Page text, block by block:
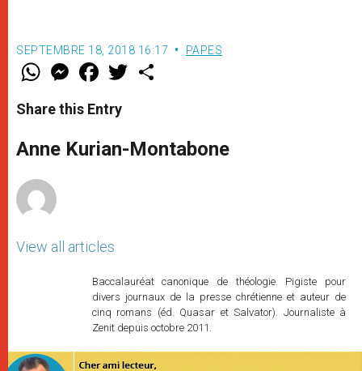
SEPTEMBRE 18, 2018 16:17 PAPES
W
t
s
p
p
M
e
s
e
g
e
F
a
e
b
o
k
w
r
Share this Entry
Anne Kurian-Montabone
View all articles
Baccalauréat canonique de théologie. Pigiste pour
divers journaux de la presse chrétienne et auteur de
cinq romans (éd. Quasar et Salvator). Journaliste à
Zenit depuis octobre 2011.